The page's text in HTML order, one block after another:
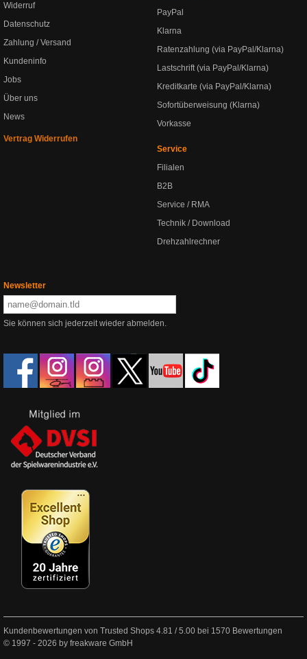
Widerruf
Datenschutz
Zahlung / Versand
Kundeninfo
Jobs
Über uns
News
Vertrag Widerrufen
PayPal
Klarna
Ratenzahlung (via PayPal/Klarna)
Lastschrift (via PayPal/Klarna)
Kreditkarte (via PayPal/Klarna)
Sofortüberweisung (Klarna)
Vorkasse
Service
Filialen
B2B
Service / RMA
Technik / Download
Drehzahlrechner
Newsletter
Sie können sich jederzeit wieder abmelden.
Kundenbewertungen von Trusted Shops 4.81 /5.00 bei 1570 Bewertungen
© 1997 - 2026 by freakware GmbH